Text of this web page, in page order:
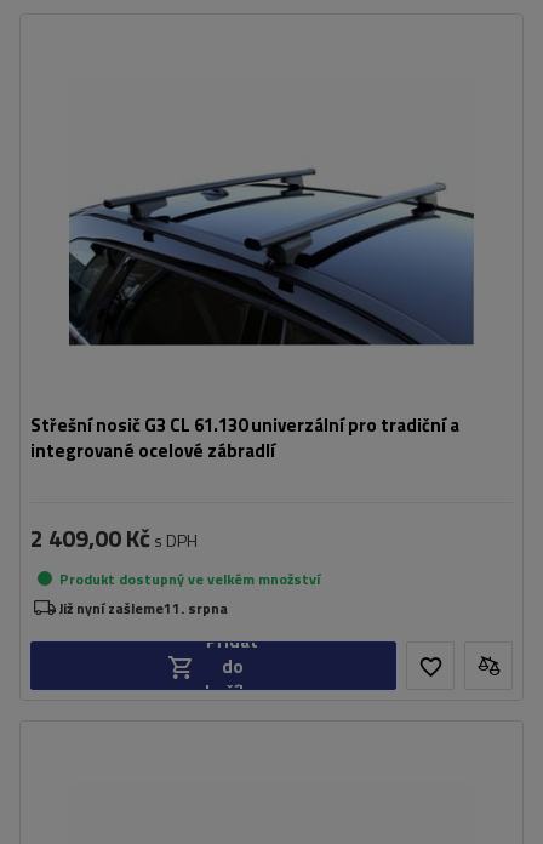
Střešní nosič G3 CL 61.130 univerzální pro tradiční a
integrované ocelové zábradlí
2 409,00 Kč s DPH
Produkt dostupný ve velkém množství
Již nyní zašleme11. srpna
Přidat
do
košíku